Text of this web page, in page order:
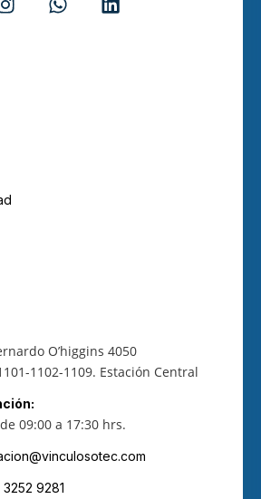
O’higgins 4050
1102-1109. Estación Central
09:00 a 17:30 hrs.
9281